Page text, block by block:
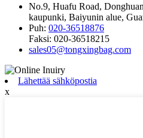
No.9, Huafu Road,
kaupunki, Baiyunin alue,
Puh: 020-36518876
Faksi: 020-36518215
sales05@tongxingbag.com
Lähettää sähköpostia
x